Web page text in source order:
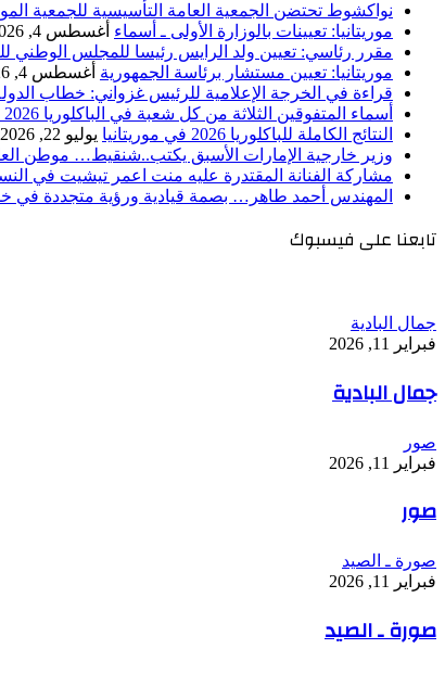
نواكشوط تحتضن الجمعية العامة التأسيسية للجمعية
موريتانيا: تعيينات بالوزارة الأولى ـ أسماء أغسطس 4, 2026
مقرر رئاسي: تعيين ولد الرايس رئيسا للمجلس الوطني
موريتانيا: تعيين مستشار برئاسة الجمهورية أغسطس 4, 2026
قراءة في الخرجة الإعلامية للرئيس غزواني: خطاب
أسماء المتفوقين الثلاثة من كل شعبة في الباكلوريا 2026 في عموم موريتانيا
النتائج الكاملة للباكلوريا 2026 في موريتانيا
يوليو 22, 2026
وزير خارجية الإمارات الأسبق يكتب..شنقيط… موطن
مشاركة الفنانة المقتدرة عليه منت اعمر تيشيت في
المهندس أحمد طاهر… بصمة قيادية ورؤية متجددة في
تابعنا على فيسبوك
جمال البادية
فبراير 11, 2026
جمال البادية
صور
فبراير 11, 2026
صور
صورة ـ الصيد
فبراير 11, 2026
صورة ـ الصيد